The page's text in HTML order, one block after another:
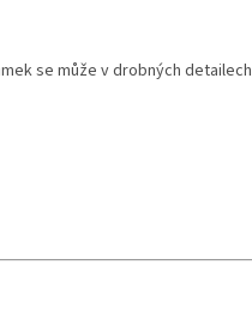
se může v drobných detailech